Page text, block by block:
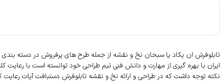
تابلوفرش ان یکاد یا سبحان نخ و نقشه از جمله طرح های پرفروش در دسته بندی
ایران با بهره گیری از مهارت و دانش فنی تیم طراحی خود توانسته است با رعایت
نکته توجه داشت که در طراحی و ارائه نخ و نقشه تابلوفرش دستبافت آیات